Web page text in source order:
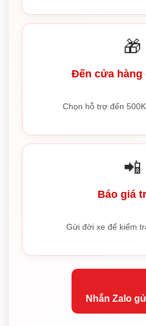
🎁
Đến cửa hàng
Chọn hỗ trợ đến
📲
Báo giá
Gửi đời xe để kiểm
Nhắn Zalo